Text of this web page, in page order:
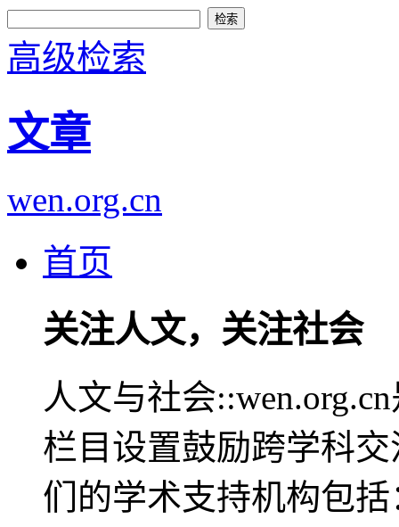
高级检索
文章
wen.org.cn
首页
关注人文，关注社会
人文与社会
栏目设置鼓励跨学科
们的学术支持机构包